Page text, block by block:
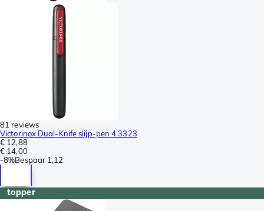
81 reviews
Victorinox Dual-Knife slijp-pen 4.3323
€ 12,88
€ 14,00
-8%Bespaar 1,12
topper